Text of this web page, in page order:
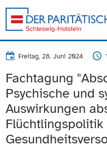
Freitag, 28. Juni 2024
Fachtagung
Psychische und
Auswirkungen